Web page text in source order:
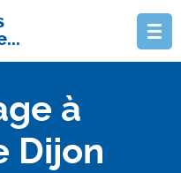
à
Dijon